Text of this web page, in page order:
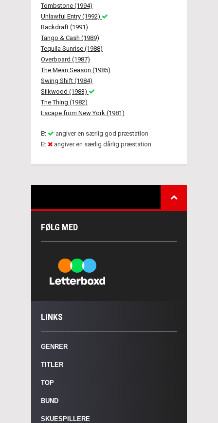
Tombstone (1994)
Unlawful Entry (1992)
Backdraft (1991)
Tango & Cash (1989)
Tequila Sunrise (1988)
Overboard (1987)
The Mean Season (1985)
Swing Shift (1984)
Silkwood (1983)
The Thing (1982)
Escape from New York (1981)
Et
angiver en særlig god præstation
Et
angiver en særlig dårlig præstation
FØLG MED
LINKS
GENRER
TITLER
TOP
BUND
SKUESPILLERE